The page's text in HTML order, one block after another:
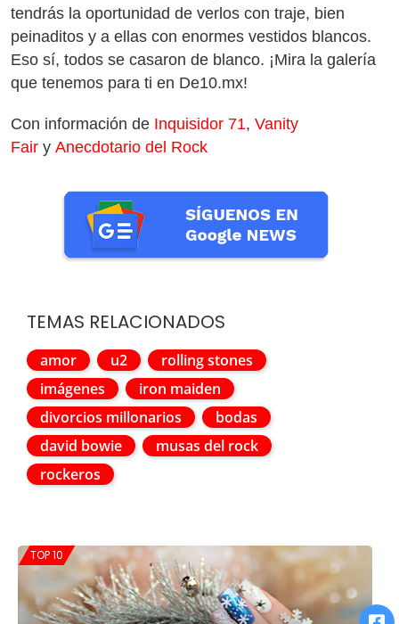
tendrás la oportunidad de verlos con traje, bien
peinaditos y a ellas con enormes vestidos blancos.
Eso sí, todos se casaron de blanco. ¡Mira la galería
que tenemos para ti en De10.mx!
Con información de Inquisidor 71, Vanity
Fair y Anecdotario del Rock
TEMAS RELACIONADOS
amor u2
rolling stones
imágenes
iron maiden
divorcios millonarios
bodas
david bowie
musas del rock
rockeros
TOP 10